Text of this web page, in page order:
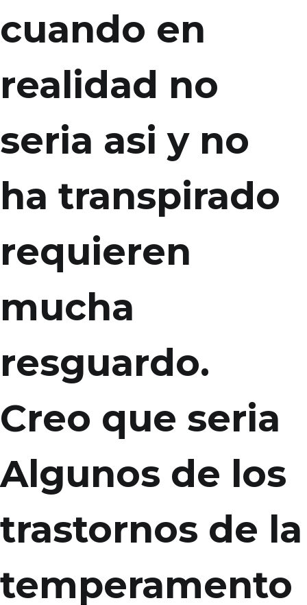
cuando en
realidad no
seri­a asi y no
ha transpirado
requieren
mucha
resguardo.
Creo que seri­a
Algunos de los
trastornos de la
temperamento